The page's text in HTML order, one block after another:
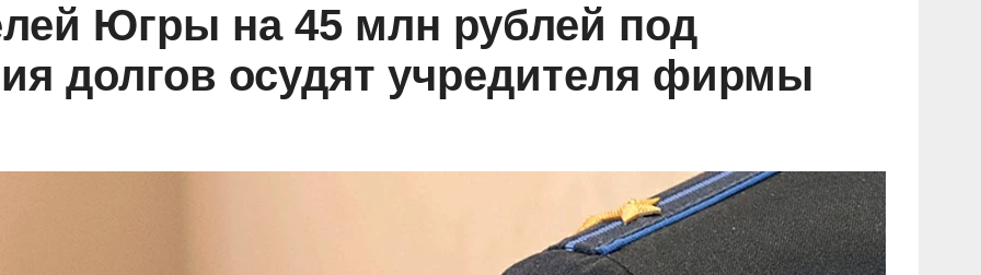
Югры на 45 млн рублей под
долгов осудят учредителя фирмы